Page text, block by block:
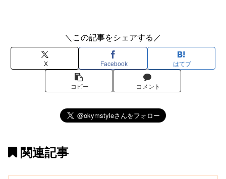
＼この記事をシェアする／
X Facebook はてブ
コピー コメント
関連記事